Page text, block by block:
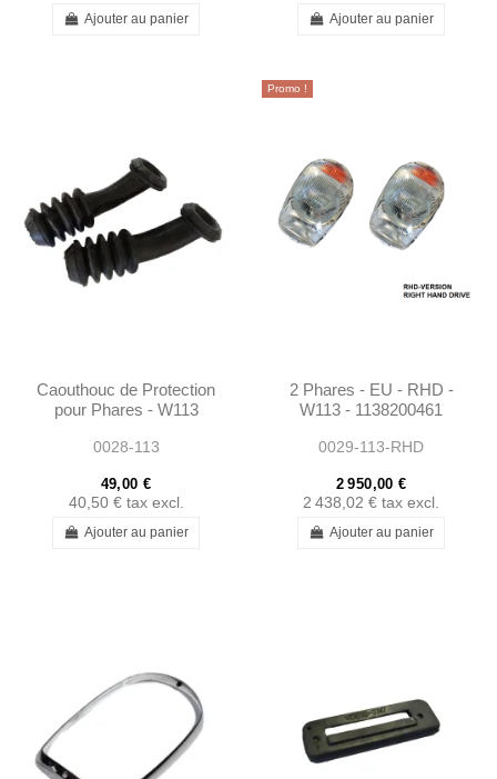
Ajouter au panier Ajouter au panier
Caouthouc de Protection
pour Phares - W113
1155460085
0028-113
49,00 €
40,50 € tax excl.
Ajouter au panier
Promo !
2 Phares - EU - RHD -
W113 - 1138200461
0029-113-RHD
2 950,00 €
2 438,02 € tax excl.
Ajouter au panier